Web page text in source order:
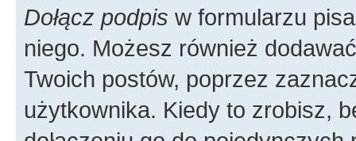
Dołącz podpis w formularzu
niego. Możesz również
Twoich postów, poprzez
użytkownika. Kiedy to zrobisz,